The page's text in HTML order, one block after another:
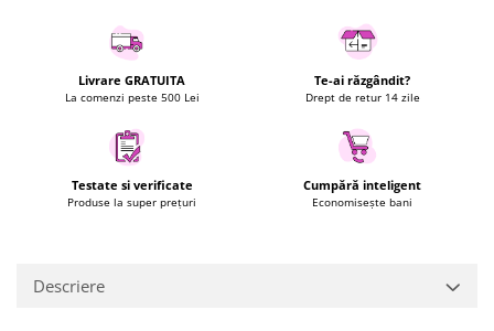
Electrocasnice & Climatizare
rufe si uscatoare
Aparate Frigorifice
Aparate Racire Aer
Electrocasnice pentru Bucatarie
Livrare GRATUITA
La comenzi peste 500 Lei
Te-ai răzgândit?
Drept de retur 14 zile
Testate si verificate
Produse la super prețuri
Cumpără inteligent
Economisește bani
Descriere